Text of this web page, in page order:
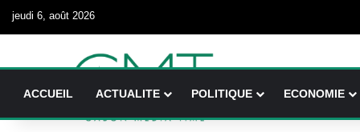
jeudi 6, août 2026
ACCUEIL ACTUALITE POLITIQUE ECONOMIE